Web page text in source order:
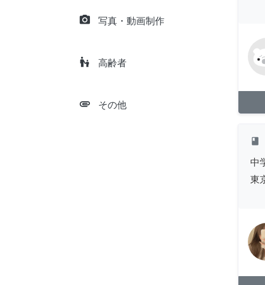
camera_alt 写真・動画制作
escalator_warning 高齢者
attachment その他
class
中
東